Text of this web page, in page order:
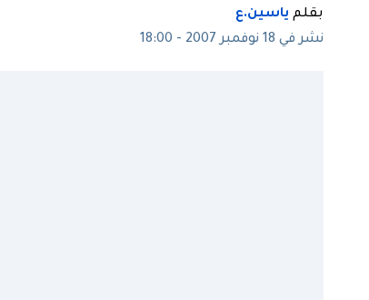
بقلم ياسين.ع
نشر في 18 نوفمبر 2007 - 18:00